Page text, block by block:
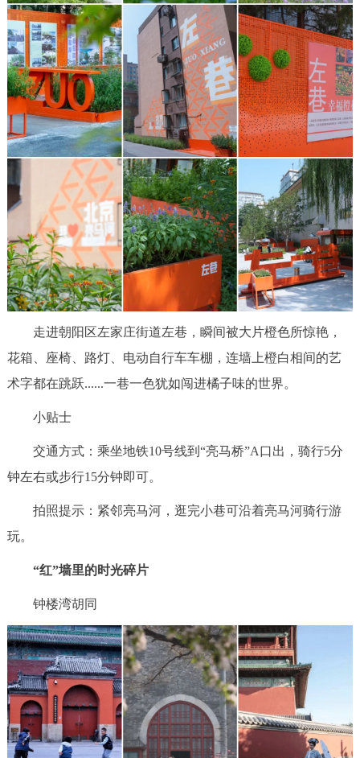
12345网上接诉即办 我要咨询 我要建议
参与调查 在线访谈 图说互动
走进北京
北京概况 十六区概览 人文北京
绿色北京 图说北京 视频北京
多语种
ENGLISH 한국어 日本語
DEUTSCH FRANÇAIS РУССКИЙ ЯЗЫК
ESPAÑOL العربية PORTUGUÊS
走进朝阳区左家庄街道左巷，瞬间被大片橙色所惊艳，
花箱、座椅、路灯、电动自行车车棚，连墙上橙白相间的艺
术字都在跳跃......一巷一色犹如闯进橘子味的世界。
小贴士
交通方式：乘坐地铁10号线到“亮马桥”A口出，骑行5分
钟左右或步行15分钟即可。
拍照提示：紧邻亮马河，逛完小巷可沿着亮马河骑行游
玩。
“红”墙里的时光碎片
钟楼湾胡同